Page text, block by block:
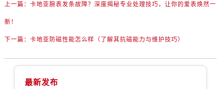
上一篇： 卡地亚腕表发条故障？深度揭秘专业处理技巧，让你的爱表焕然一
新！
下一篇： 卡地亚防磁性能怎么样（了解其抗磁能力与维护技巧）
最新发布